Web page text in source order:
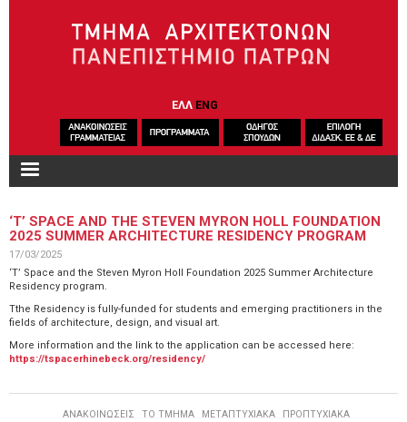
ΕΛΛ ENG
‘T’ SPACE AND THE STEVEN MYRON HOLL FOUNDATION
2025 SUMMER ARCHITECTURE RESIDENCY PROGRAM
17/03/2025
‘T’ Space and the Steven Myron Holl Foundation 2025 Summer Architecture
Residency program.
Τthe Residency is fully-funded for students and emerging practitioners in the
fields of architecture, design, and visual art.
More information and the link to the application can be accessed here:
https://tspacerhinebeck.org/residency/
ΑΝΑΚΟΙΝΩΣΕΙΣ ΤΟ ΤΜΗΜΑ ΜΕΤΑΠΤΥΧΙΑΚΑ
ΠΡΟΠΤΥΧΙΑΚΑ